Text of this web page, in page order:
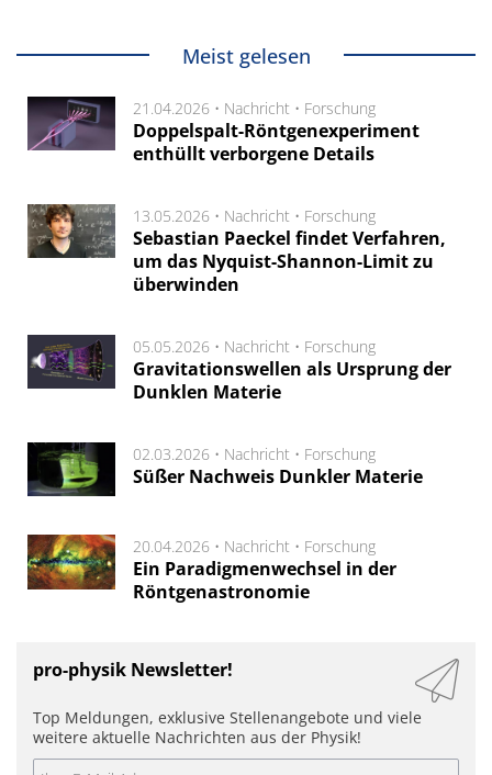
Meist gelesen
21.04.2026 • Nachricht • Forschung
Doppelspalt-Röntgenexperiment
enthüllt verborgene Details
13.05.2026 • Nachricht • Forschung
Sebastian Paeckel findet Verfahren,
um das Nyquist-Shannon-Limit zu
überwinden
05.05.2026 • Nachricht • Forschung
Gravitationswellen als Ursprung der
Dunklen Materie
02.03.2026 • Nachricht • Forschung
Süßer Nachweis Dunkler Materie
20.04.2026 • Nachricht • Forschung
Ein Paradigmenwechsel in der
Röntgenastronomie
pro-physik Newsletter!
Top Meldungen, exklusive Stellenangebote und viele
weitere aktuelle Nachrichten aus der Physik!